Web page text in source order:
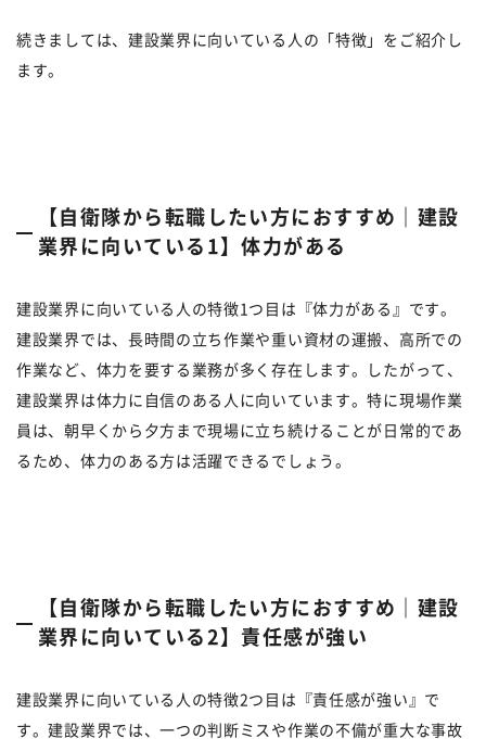
続きましては、建設業界に向いている人の「特徴」をご紹介し
ます。
【自衛隊から転職したい方におすすめ｜建設
業界に向いている1】体力がある
建設業界に向いている人の特徴1つ目は『体力がある』です。
建設業界では、長時間の立ち作業や重い資材の運搬、高所での
作業など、体力を要する業務が多く存在します。したがって、
建設業界は体力に自信のある人に向いています。特に現場作業
員は、朝早くから夕方まで現場に立ち続けることが日常的であ
るため、体力のある方は活躍できるでしょう。
【自衛隊から転職したい方におすすめ｜建設
業界に向いている2】責任感が強い
建設業界に向いている人の特徴2つ目は『責任感が強い』で
す。建設業界では、一つの判断ミスや作業の不備が重大な事故